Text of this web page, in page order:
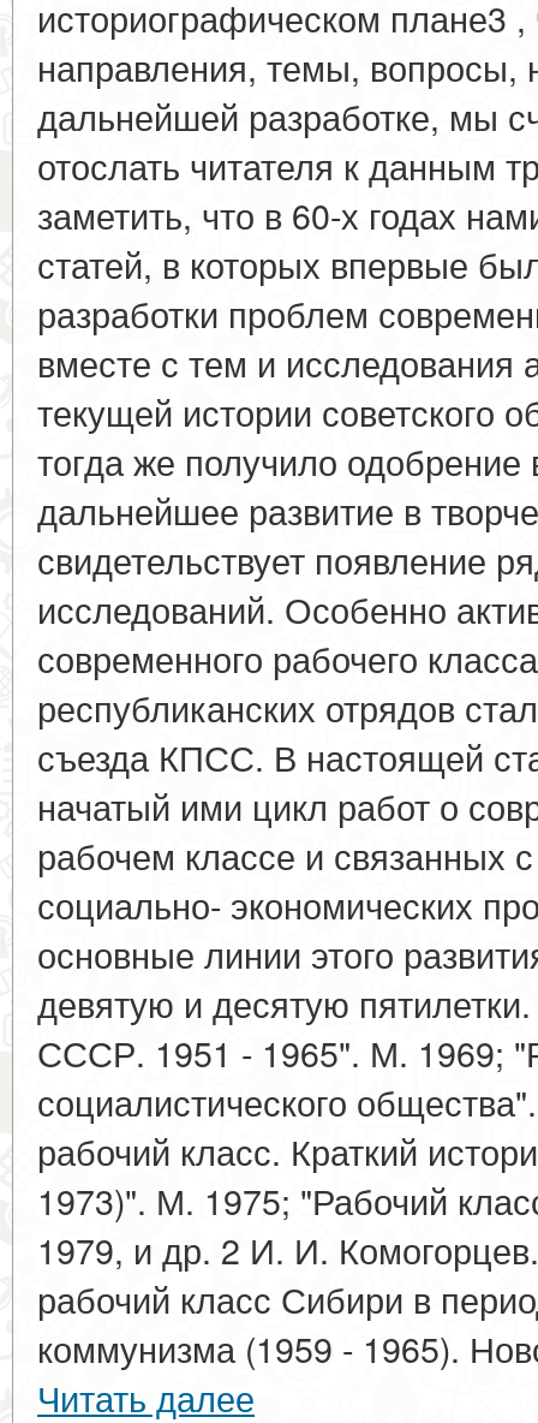
историографическом плане3
направления, темы,
дальнейшей разработке, мы
отослать читателя к данным
заметить, что в 60-х годах
статей, в которых впервые
разработки проблем
вместе с тем и исследования
текущей истории советского
тогда же получило одобрение
дальнейшее развитие в
свидетельствует появление
исследований. Особенно
современного рабочего
республиканских отрядов
съезда КПСС. В настоящей
начатый ими цикл работ о
рабочем классе и связанных
социально- экономических
основные линии этого
девятую и десятую
СССР. 1951 - 1965". М. 1969;
социалистического
рабочий класс. Краткий
1973)". М. 1975; "Рабочий
1979, и др. 2 И. И.
рабочий класс Сибири в
коммунизма (1959 - 1965).
Читать далее